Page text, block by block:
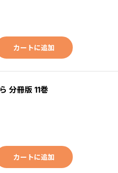
カートに追加
分冊版 11巻
カートに追加